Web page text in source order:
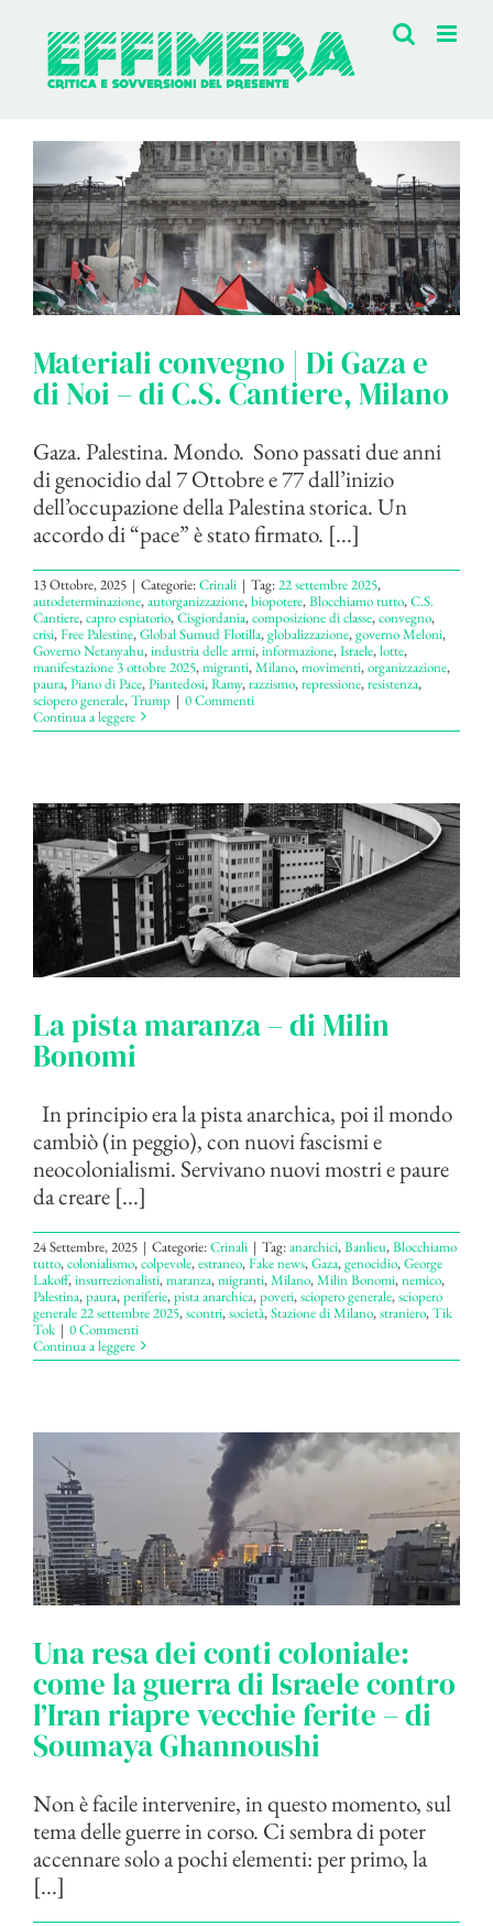
contenuto
Materiali convegno | Di Gaza e
di Noi – di C.S. Cantiere, Milano
Gaza. Palestina. Mondo. Sono passati due anni
di genocidio dal 7 Ottobre e 77 dall’inizio
dell’occupazione della Palestina storica. Un
accordo di “pace” è stato firmato. [...]
13 Ottobre, 2025 | Categorie:Crinali | Tag:22 settembre 2025,
autodeterminazione,autorganizzazione,biopotere,Blocchiamo tutto,C.S.
Cantiere,capro espiatorio,Cisgiordania,composizione di classe,convegno,
crisi,Free Palestine,Global Sumud Flotilla,globalizzazione,governo Meloni,
Governo Netanyahu,industria delle armi,informazione,Israele,lotte,
manifestazione 3 ottobre 2025,migranti,Milano,movimenti,organizzazione,
paura,Piano di Pace,Piantedosi,Ramy,razzismo,repressione,resistenza,
sciopero generale,Trump | 0 Commenti
Continua a leggere
La pista maranza – di Milin
Bonomi
In principio era la pista anarchica, poi il mondo
cambiò (in peggio), con nuovi fascismi e
neocolonialismi. Servivano nuovi mostri e paure
da creare [...]
24 Settembre, 2025 | Categorie:Crinali | Tag:anarchici,Banlieu,Blocchiamo
tutto,colonialismo,colpevole,estraneo,Fake news,Gaza,genocidio,George
Lakoff,insurrezionalisti,maranza,migranti,Milano,Milin Bonomi,nemico,
Palestina,paura,periferie,pista anarchica,poveri,sciopero generale,sciopero
generale 22 settembre 2025,scontri,società,Stazione di Milano,straniero,Tik
Tok | 0 Commenti
Continua a leggere
Una resa dei conti coloniale:
come la guerra di Israele contro
l’Iran riapre vecchie ferite – di
Soumaya Ghannoushi
Non è facile intervenire, in questo momento, sul
tema delle guerre in corso. Ci sembra di poter
accennare solo a pochi elementi: per primo, la
[...]